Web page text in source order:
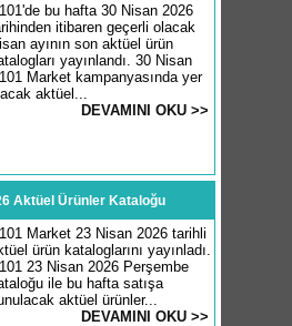
bu hafta 30 Nisan 2026
itibaren geçerli olacak
ayının son aktüel ürün
yayınlandı. 30 Nisan
Market kampanyasında yer
aktüel...
DEVAMINI OKU >>
Aktüel Ürünler Kataloğu
Market 23 Nisan 2026 tarihli
ürün kataloglarını yayınladı.
23 Nisan 2026 Perşembe
ile bu hafta satışa
aktüel ürünler...
DEVAMINI OKU >>